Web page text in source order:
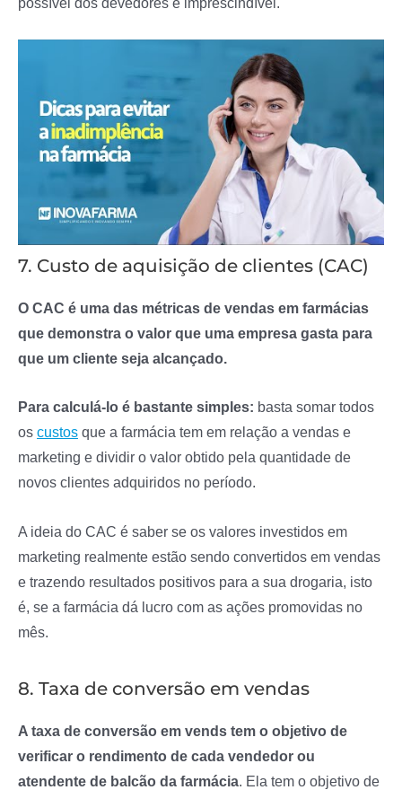
7. Custo de aquisição de clientes (CAC)
O CAC é uma das métricas de vendas em farmácias
que demonstra o valor que uma empresa gasta para
que um cliente seja alcançado.
Para calculá-lo é bastante simples: basta somar todos
os custos que a farmácia tem em relação a vendas e
marketing e dividir o valor obtido pela quantidade de
novos clientes adquiridos no período.
A ideia do CAC é saber se os valores investidos em
marketing realmente estão sendo convertidos em vendas
e trazendo resultados positivos para a sua drogaria, isto
é, se a farmácia dá lucro com as ações promovidas no
mês.
8. Taxa de conversão em vendas
A taxa de conversão em vends tem o objetivo de
verificar o rendimento de cada vendedor ou
atendente de balcão da farmácia. Ela tem o objetivo de